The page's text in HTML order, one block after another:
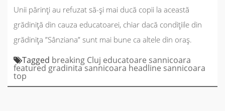
Unii părinți au refuzat să-și mai ducă copii la această
grădiniță din cauza educatoarei, chiar dacă condițiile din
grădinița ”Sânziana” sunt mai bune ca altele din oraș.
Tagged breaking Cluj educatoare sannicoara
featured gradinita sannicoara headline sannicoara
top